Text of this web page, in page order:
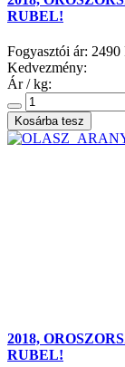
RUBEL!
Fogyasztói ár: 2490
Kedvezmény:
Ár / kg:
2018,
RUBEL!